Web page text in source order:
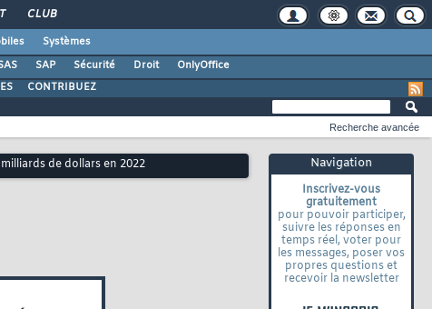
CLUB
Systèmes
SAP Sécurité Droit
OnlyOffice
CONTRIBUEZ
Navigation
Inscrivez-vous
gratuitement
pour pouvoir participer,
suivre les réponses en
temps réel, voter pour
les messages, poser vos
propres questions et
recevoir la newsletter
Recherche avancée
de dollars en 2022